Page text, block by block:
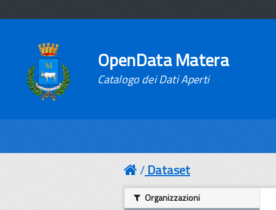
OpenData Matera
Catalogo dei Dati Aperti
Dataset
Organizzazioni